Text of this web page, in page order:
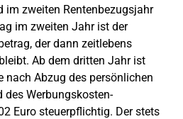
im zweiten Rentenbezugsjahr
im zweiten Jahr ist der
der dann zeitlebens
Ab dem dritten Jahr ist
nach Abzug des persönlichen
des Werbungskosten-
Euro steuerpflichtig. Der stets